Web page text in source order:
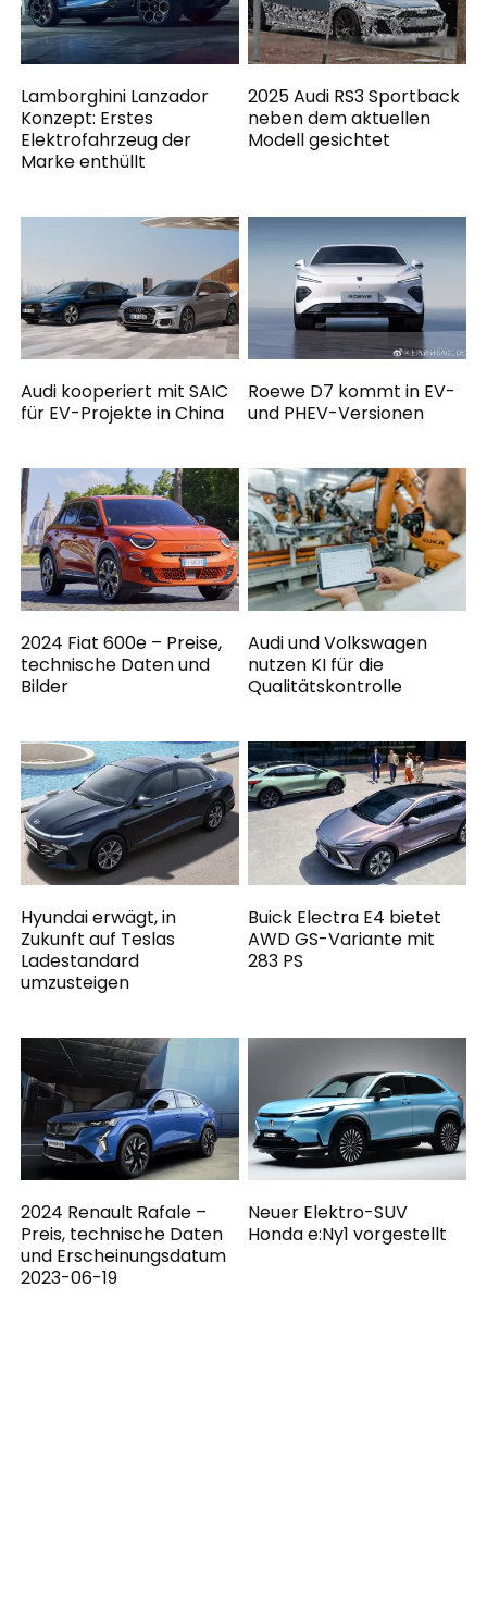
Lamborghini Lanzador
Konzept: Erstes
Elektrofahrzeug der
Marke enthüllt
2025 Audi RS3 Sportback
neben dem aktuellen
Modell gesichtet
Audi kooperiert mit SAIC
für EV-Projekte in China
Roewe D7 kommt in EV-
und PHEV-Versionen
2024 Fiat 600e – Preise,
technische Daten und
Bilder
Audi und Volkswagen
nutzen KI für die
Qualitätskontrolle
Hyundai erwägt, in
Zukunft auf Teslas
Ladestandard
umzusteigen
Buick Electra E4 bietet
AWD GS-Variante mit
283 PS
2024 Renault Rafale –
Preis, technische Daten
und Erscheinungsdatum
2023-06-19
Neuer Elektro-SUV
Honda e:Ny1 vorgestellt